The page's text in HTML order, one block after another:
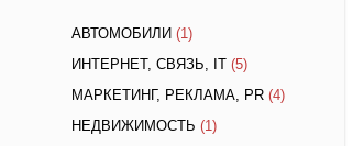
АВТОМОБИЛИ (1)
ИНТЕРНЕТ, СВЯЗЬ, IT (5)
МАРКЕТИНГ, РЕКЛАМА, PR (4)
НЕДВИЖИМОСТЬ (1)